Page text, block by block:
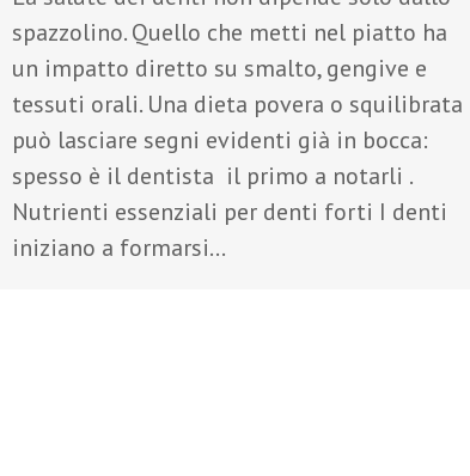
spazzolino. Quello che metti nel piatto ha
un impatto diretto su smalto, gengive e
tessuti orali. Una dieta povera o squilibrata
può lasciare segni evidenti già in bocca:
spesso è il dentista il primo a notarli .
Nutrienti essenziali per denti forti I denti
iniziano a formarsi…